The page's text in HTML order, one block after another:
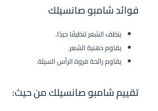
فوائد شامبو صانسيلك
ينظف الشعر تنظيفًا جيدًا.
يقاوم دهنية الشعر.
يقاوم رائحة فروة الرأس السيئة.
تقييم شامبو صانسيلك من حيث: